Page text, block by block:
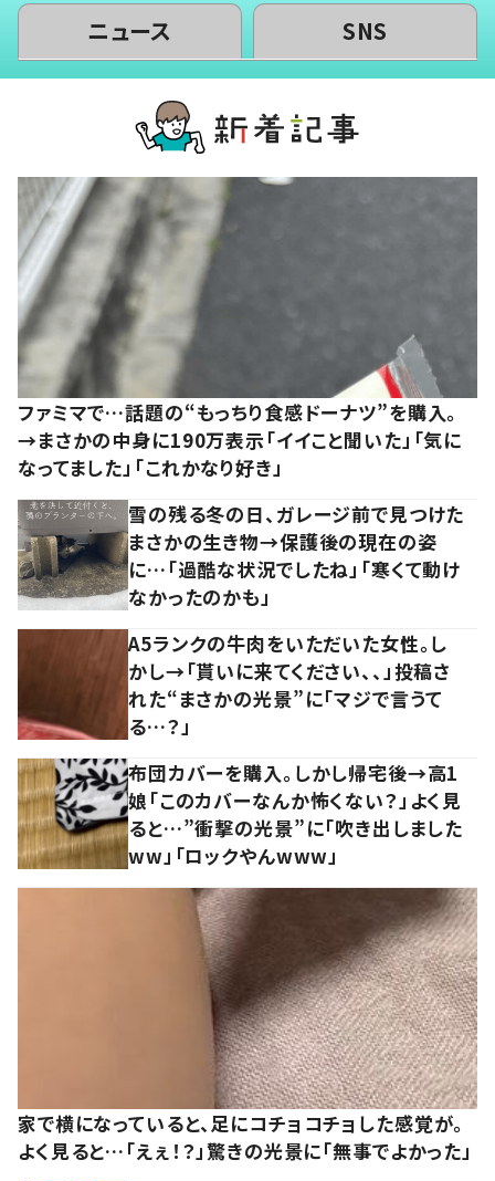
ニュース SNS
ファミマで…話題の“もっちり食感ドーナツ”を購入。
→まさかの中身に190万表示「イイこと聞いた」「気に
なってました」「これかなり好き」
雪の残る冬の日、ガレージ前で見つけた
まさかの生き物→保護後の現在の姿
に…「過酷な状況でしたね」「寒くて動け
なかったのかも」
A5ランクの牛肉をいただいた女性。し
かし→「貰いに来てください、、」投稿さ
れた“まさかの光景”に「マジで言うて
る…？」
布団カバーを購入。しかし帰宅後→高1
娘「このカバーなんか怖くない？」よく見
ると…”衝撃の光景”に「吹き出しました
ww」「ロックやんwww」
家で横になっていると、足にコチョコチョした感覚が。
よく見ると…「えぇ！？」驚きの光景に「無事でよかった」